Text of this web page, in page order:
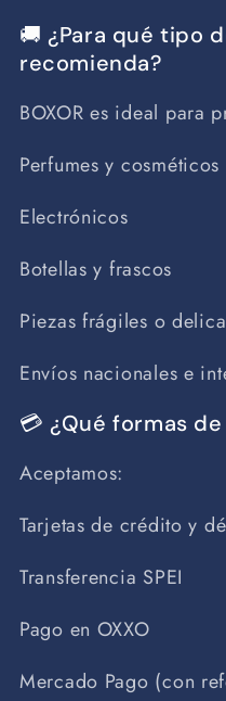
🚚 ¿Para qué tipo
recomienda?
BOXOR es ideal para
Perfumes y cosméticos
Electrónicos
Botellas y frascos
Piezas frágiles o
Envíos nacionales e
💳 ¿Qué formas
Aceptamos:
Tarjetas de crédito y
Transferencia SPEI
Pago en OXXO
Mercado Pago (con